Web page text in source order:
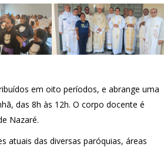
em oito períodos, e abrange uma
das 8h às 12h. O corpo docente é
Nazaré.
atuais das diversas paróquias, áreas